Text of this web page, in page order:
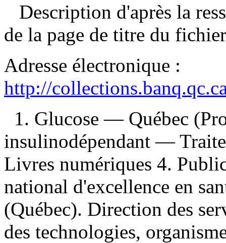
Description d'après la
de la page de titre du
Adresse électronique :
http://
1. Glucose — Québec
insulinodépendant —
Livres numériques 4.
national d'excellence en
(Québec). Direction des
des technologies,